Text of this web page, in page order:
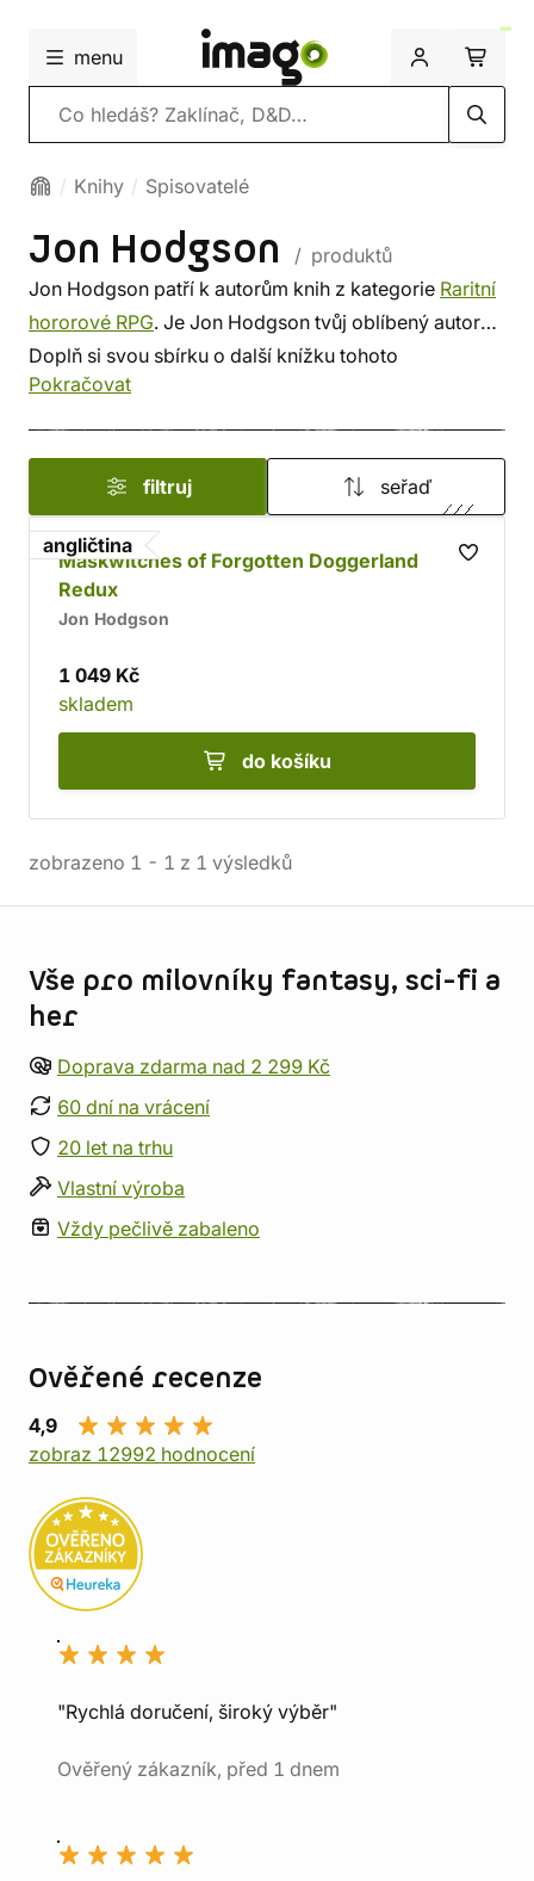
menu
Vyhledávání
Knihy Spisovatelé
Jon Hodgson
/ produktů
Jon Hodgson patří k autorům knih z kategorie Raritní
hororové RPG. Je Jon Hodgson tvůj oblíbený autor?
Doplň si svou sbírku o další knížku tohoto
spisovatele, nebo si prohlédni
někdo podle autora. U nás si vybereš z méně
známých i z těch proslulých. ✔️ Nabízíme levnou
dopravu, rychlé dodání a bezpečný nákup!
Pokračovat
filtruj seřaď
angličtina
Maskwitches of Forgotten Doggerland
Redux
Jon Hodgson
1 049 Kč
skladem
do košíku
zobrazeno 1 - 1 z 1 výsledků
Vše pro milovníky fantasy, sci-fi a
her
Doprava zdarma nad 2 299 Kč
60 dní na vrácení
20 let na trhu
Vlastní výroba
Vždy pečlivě zabaleno
Ověřené recenze
4,9
zobraz 12992 hodnocení
"Rychlá doručení, široký výběr"
Ověřený zákazník, před 1 dnem